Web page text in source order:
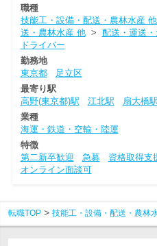
職種
技能工・設備・配送・農林水産
送・農林水産 他> 配送・運送
ドライバー
勤務地
東京都
足立区
最寄り駅
高野(東京都)駅
江北駅
扇大橋駅
業種
海運・鉄道・空輸・陸運
特徴
第二新卒歓迎
急募 資格取得支
オンライン面談可
転職TOP 技能工・設備・配送・農林